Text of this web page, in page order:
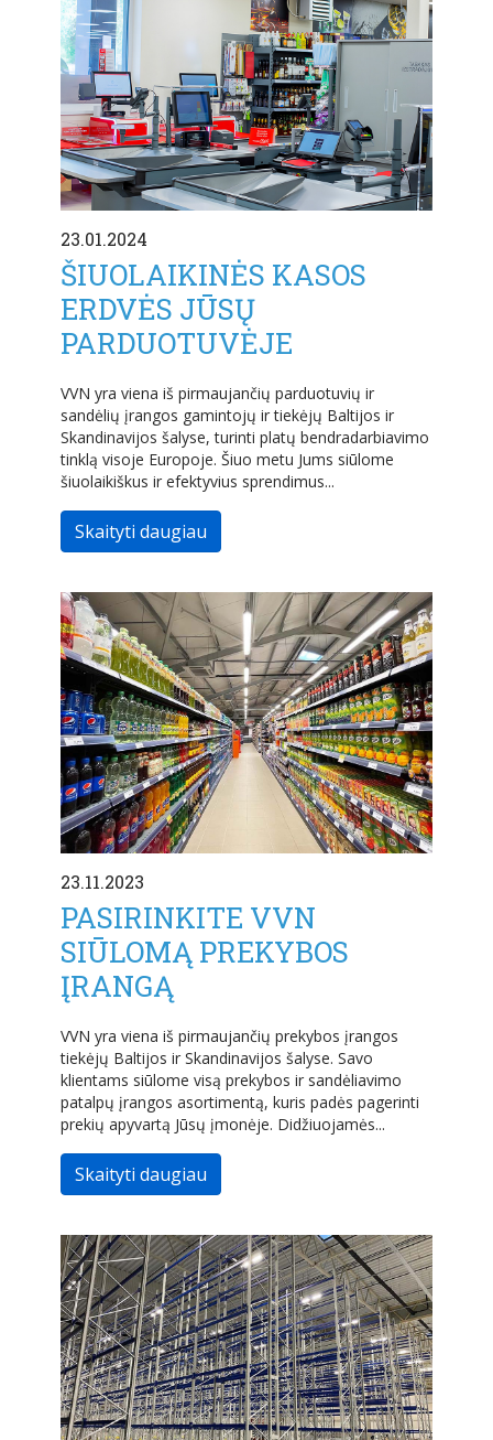
23.01.2024
ŠIUOLAIKINĖS KASOS
ERDVĖS JŪSŲ
PARDUOTUVĖJE
VVN yra viena iš pirmaujančių parduotuvių ir
sandėlių įrangos gamintojų ir tiekėjų Baltijos ir
Skandinavijos šalyse, turinti platų bendradarbiavimo
tinklą visoje Europoje. Šiuo metu Jums siūlome
šiuolaikiškus ir efektyvius sprendimus...
Skaityti daugiau
23.11.2023
PASIRINKITE VVN
SIŪLOMĄ PREKYBOS
ĮRANGĄ
VVN yra viena iš pirmaujančių prekybos įrangos
tiekėjų Baltijos ir Skandinavijos šalyse. Savo
klientams siūlome visą prekybos ir sandėliavimo
patalpų įrangos asortimentą, kuris padės pagerinti
prekių apyvartą Jūsų įmonėje. Didžiuojamės...
Skaityti daugiau